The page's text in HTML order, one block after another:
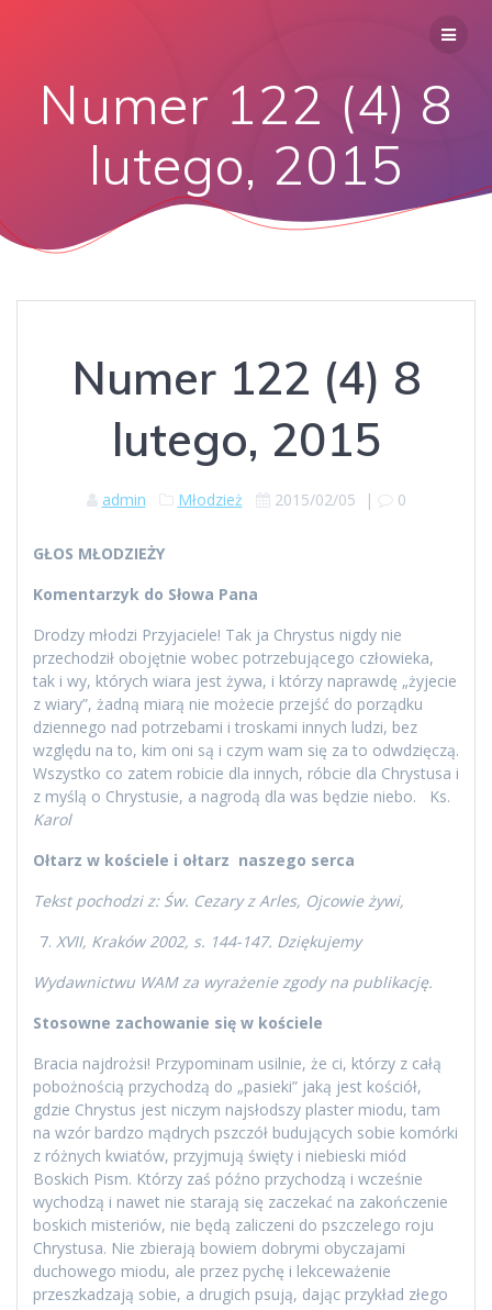
Numer 122 (4) 8
lutego, 2015
Numer 122 (4) 8
lutego, 2015
admin Młodzież 2015/02/05 | 0
GŁOS MŁODZIEŻY
Komentarzyk do Słowa Pana
Drodzy młodzi Przyjaciele! Tak ja Chrystus nigdy nie
przechodził obojętnie wobec potrzebującego człowieka,
tak i wy, których wiara jest żywa, i którzy naprawdę „żyjecie
z wiary”, żadną miarą nie możecie przejść do porządku
dziennego nad potrzebami i troskami innych ludzi, bez
względu na to, kim oni są i czym wam się za to odwdzięczą.
Wszystko co zatem robicie dla innych, róbcie dla Chrystusa i
z myślą o Chrystusie, a nagrodą dla was będzie niebo. Ks.
Karol
Ołtarz w kościele i ołtarz naszego serca
Tekst pochodzi z: Św. Cezary z Arles, Ojcowie żywi,
XVII, Kraków 2002, s. 144-147. Dziękujemy
Wydawnictwu WAM za wyrażenie zgody na publikację.
Stosowne zachowanie się w kościele
Bracia najdrożsi! Przypominam usilnie, że ci, którzy z całą
pobożnością przychodzą do „pasieki” jaką jest kościół,
gdzie Chrystus jest niczym najsłodszy plaster miodu, tam
na wzór bardzo mądrych pszczół budujących sobie komórki
z różnych kwiatów, przyjmują święty i niebieski miód
Boskich Pism. Którzy zaś późno przychodzą i wcześnie
wychodzą i nawet nie starają się zaczekać na zakończenie
boskich misteriów, nie będą zaliczeni do pszczelego roju
Chrystusa. Nie zbierają bowiem dobrymi obyczajami
duchowego miodu, ale przez pychę i lekceważenie
przeszkadzają sobie, a drugich psują, dając przykład złego